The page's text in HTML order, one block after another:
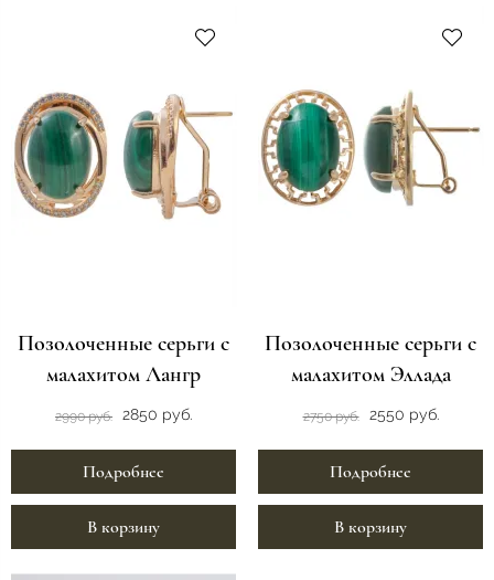
Позолоченные серьги с
малахитом Лангр
2990 руб. 2850 руб.
Подробнее
В корзину
Позолоченные серьги с
малахитом Эллада
2750 руб. 2550 руб.
Подробнее
В корзину